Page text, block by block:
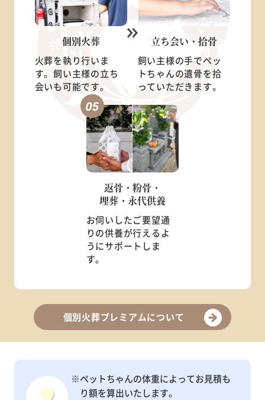
個別火葬
火葬を執り行いま
す。飼い主様の立ち
会いも可能です。
立ち会い・拾骨
飼い主様の手でペッ
トちゃんの遺骨を拾
っていただきます。
返骨・粉骨・
埋葬・永代供養
お伺いしたご要望通
りの供養が行えるよ
うにサポートしま
す。
個別火葬プレミアムについて
※ペットちゃんの体重によってお見積も
り額を算出いたします。